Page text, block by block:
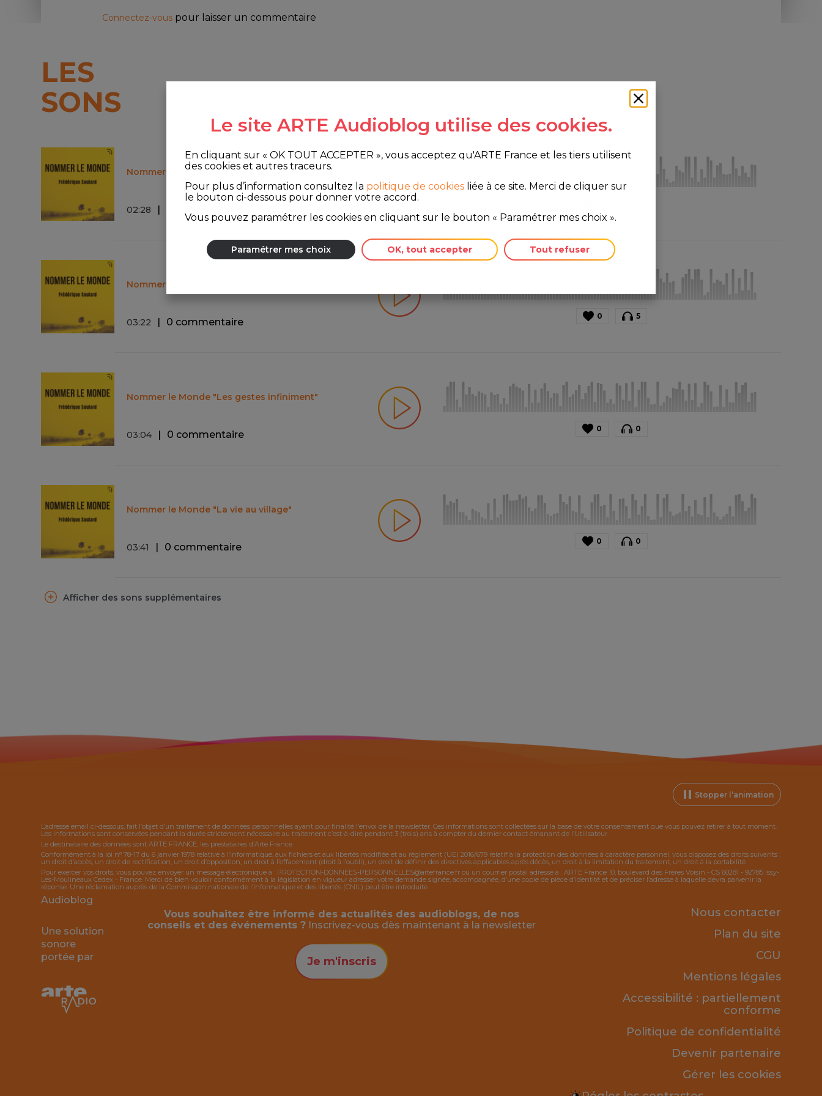
Connectez-vous pour laisser un commentaire
LES
SONS
Nommer le Monde "Les écrivains islandais"
02:28
Nommer le Monde "La liberté"
03:22 0 commentaire
0 5
Nommer le Monde "Les gestes infiniment"
03:04 0 commentaire
0 0
Nommer le Monde "La vie au village"
03:41 0 commentaire
0 0
Afficher des sons supplémentaires
Stopper l’animation
L’adresse email ci-dessous, fait l’objet d’un traitement de données personnelles ayant pour finalité l’envoi de la newsletter. Ces informations sont collectées sur la base de votre consentement que vous pouvez retirer à tout moment.
Les informations sont conservées pendant la durée strictement nécessaire au traitement c’est-à-dire pendant 3 (trois) ans à compter du dernier contact émanant de l’Utilisateur.
Le destinataire des données sont ARTE FRANCE, les prestataires d’Arte France.
Conformément à la loi n° 78-17 du 6 janvier 1978 relative à l’informatique, aux fichiers et aux libertés modifiée et au règlement (UE) 2016/679 relatif à la protection des données à caractère personnel, vous disposez des droits suivants :
un droit d’accès, un droit de rectification, un droit d’opposition, un droit à l’effacement (droit à l’oubli), un droit de définir des directives applicables après décès, un droit à la limitation du traitement, un droit à la portabilité.
Pour exercer vos droits, vous pouvez envoyer un message électronique à : PROTECTION-DONNEES-PERSONNELLES@artefrance.fr ou un courrier postal adressé à : ARTE France 10, boulevard des Frères Voisin - CS 60281 - 92785 Issy-
Les-Moulineaux Cedex - France. Merci de bien vouloir conformément à la législation en vigueur adresser votre demande signée, accompagnée, d’une copie de pièce d’identité et de préciser l’adresse à laquelle devra parvenir la
réponse. Une réclamation auprès de la Commission nationale de l’Informatique et des libertés (CNIL) peut être introduite.
Audioblog
Une solution
sonore
portée par
Vous souhaitez être informé des actualités des audioblogs, de nos
conseils et des événements ? Inscrivez-vous dès maintenant à la newsletter
Je m'inscris
Nous contacter
Plan du site
CGU
Mentions légales
Accessibilité : partiellement
conforme
Politique de confidentialité
Devenir partenaire
Gérer les cookies
Le site ARTE Audioblog utilise des cookies.
En cliquant sur « OK TOUT ACCEPTER », vous acceptez qu'ARTE France et les tiers utilisent
des cookies et autres traceurs.
Pour plus d’information consultez la politique de cookies liée à ce site. Merci de cliquer sur
le bouton ci-dessous pour donner votre accord.
Vous pouvez paramétrer les cookies en cliquant sur le bouton « Paramétrer mes choix ».
Paramétrer mes choix OK, tout accepter Tout refuser